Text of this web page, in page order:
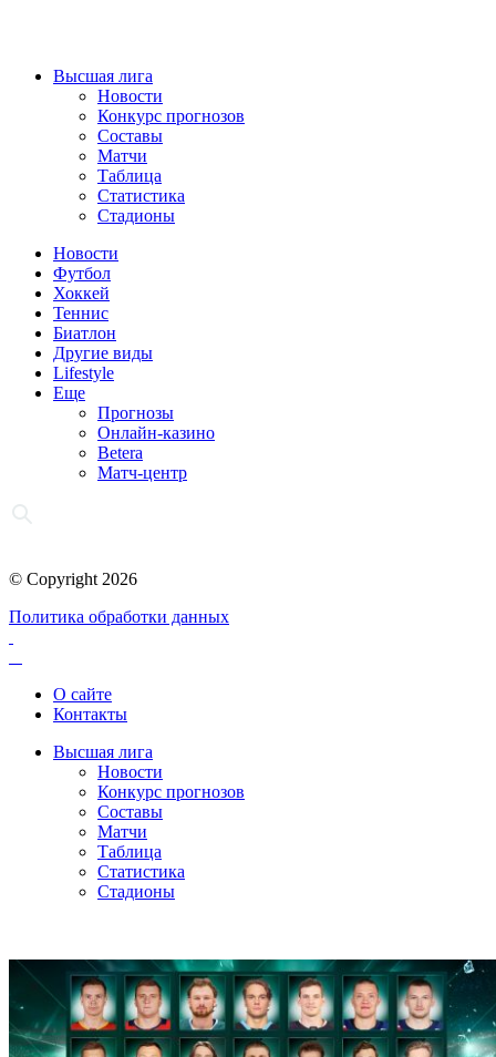
Высшая лига
Новости
Конкурс прогнозов
Составы
Матчи
Таблица
Статистика
Стадионы
Новости
Футбол
Хоккей
Теннис
Биатлон
Другие виды
Lifestyle
Еще
Прогнозы
Онлайн-казино
Betera
Матч-центр
© Copyright 2026
Политика обработки данных
О сайте
Контакты
Высшая лига
Новости
Конкурс прогнозов
Составы
Матчи
Таблица
Статистика
Стадионы